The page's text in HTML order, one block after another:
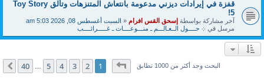
قفزة في إيرادات ديزني مدعومة بانتعاش المتنزهات وتألق Toy Story
5!
آخر مشاركة بواسطةإسحق القس افرام«السبت أغسطس 08, 2026 5:03 am
مرسل في܀ حــــول الــعـالـــم ـ منـــوعــــات ـ غـــــرائــــب
البحث وجد أكثر من 1000 تطابق صفحة1من40
1
2
3
4
5
40 التالي